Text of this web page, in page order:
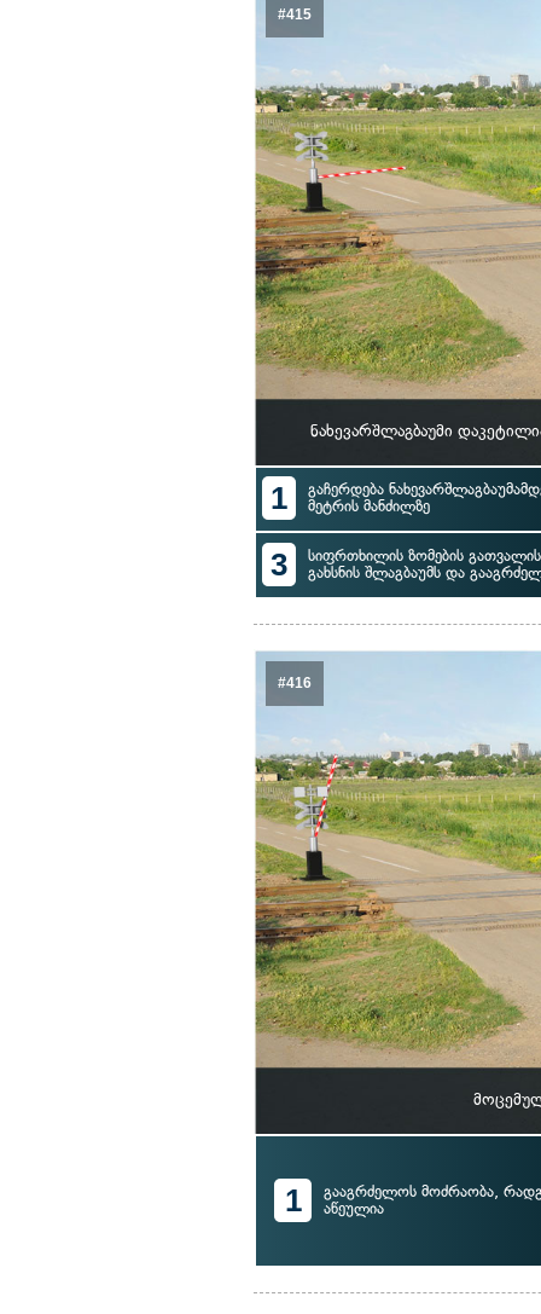
#415
ნახევარშლაგბაუმი
1
გაჩერდება
მეტრის მანძილზე
3
სიფრთხილის ზომების
გახსნის შლაგბაუმს და
#416
1
გააგრძელოს მოძრაობა,
აწეულია